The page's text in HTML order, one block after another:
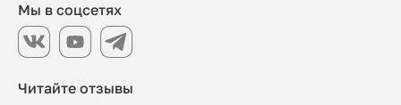
Читайте отзывы
Мы в соцсетях